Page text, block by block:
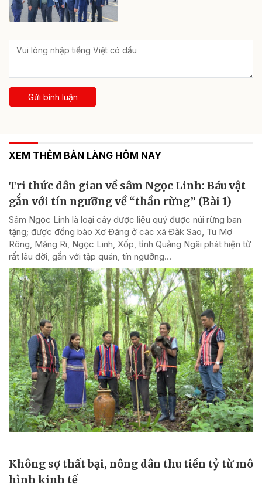
Gửi bình luận
XEM THÊM BẢN LÀNG HÔM NAY
Tri thức dân gian về sâm Ngọc Linh: Báu vật
gắn với tín ngưỡng về “thần rừng” (Bài 1)
Sâm Ngọc Linh là loại cây dược liệu quý được núi rừng ban
tặng; được đồng bào Xơ Đăng ở các xã Đăk Sao, Tu Mơ
Rông, Măng Ri, Ngọc Linh, Xốp, tỉnh Quảng Ngãi phát hiện từ
rất lâu đời, gắn với tập quán, tín ngưỡng...
Không sợ thất bại, nông dân thu tiền tỷ từ mô
hình kinh tế